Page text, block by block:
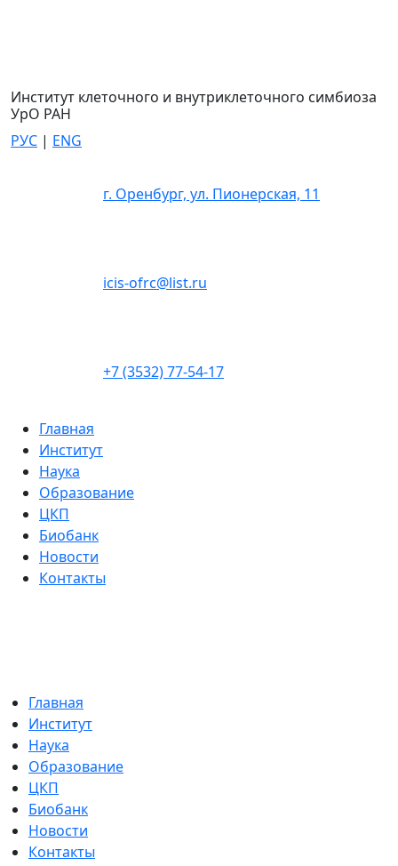
Институт клеточного и внутриклеточного симбиоза
УрО РАН
РУС | ENG
г. Оренбург, ул. Пионерская, 11
icis-ofrc@list.ru
+7 (3532) 77-54-17
Главная
Институт
Наука
Образование
ЦКП
Биобанк
Новости
Контакты
Главная
Институт
Наука
Образование
ЦКП
Биобанк
Новости
Контакты